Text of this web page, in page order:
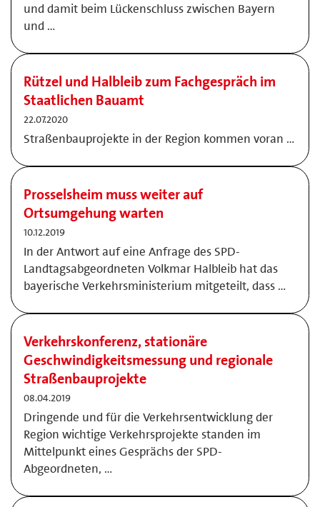
und damit beim Lückenschluss zwischen Bayern
und …
Rützel und Halbleib zum Fachgespräch im
Staatlichen Bauamt
22.07.2020
Straßenbauprojekte in der Region kommen voran …
Prosselsheim muss weiter auf
Ortsumgehung warten
10.12.2019
In der Antwort auf eine Anfrage des SPD-
Landtagsabgeordneten Volkmar Halbleib hat das
bayerische Verkehrsministerium mitgeteilt, dass …
Verkehrskonferenz, stationäre
Geschwindigkeitsmessung und regionale
Straßenbauprojekte
08.04.2019
Dringende und für die Verkehrsentwicklung der
Region wichtige Verkehrsprojekte standen im
Mittelpunkt eines Gesprächs der SPD-
Abgeordneten, …